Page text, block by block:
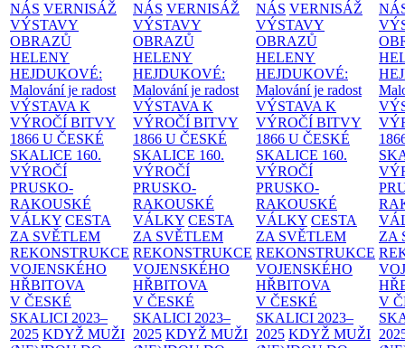
NÁS VERNISÁŽ
VÝSTAVY
OBRAZŮ
HELENY
HEJDUKOVÉ:
Malování je radost
VÝSTAVA K
VÝROČÍ BITVY
1866 U ČESKÉ
SKALICE 160.
VÝROČÍ
PRUSKO-
RAKOUSKÉ
VÁLKY CESTA
ZA SVĚTLEM
REKONSTRUKCE
VOJENSKÉHO
HŘBITOVA
V ČESKÉ
SKALICI 2023–
2025 KDYŽ MUŽI
NÁS VERNISÁŽ
VÝSTAVY
OBRAZŮ
HELENY
HEJDUKOVÉ:
Malování je radost
VÝSTAVA K
VÝROČÍ BITVY
1866 U ČESKÉ
SKALICE 160.
VÝROČÍ
PRUSKO-
RAKOUSKÉ
VÁLKY CESTA
ZA SVĚTLEM
REKONSTRUKCE
VOJENSKÉHO
HŘBITOVA
V ČESKÉ
SKALICI 2023–
2025 KDYŽ MUŽI
NÁS VERNISÁŽ
VÝSTAVY
OBRAZŮ
HELENY
HEJDUKOVÉ:
Malování je radost
VÝSTAVA K
VÝROČÍ BITVY
1866 U ČESKÉ
SKALICE 160.
VÝROČÍ
PRUSKO-
RAKOUSKÉ
VÁLKY CESTA
ZA SVĚTLEM
REKONSTRUKCE
VOJENSKÉHO
HŘBITOVA
V ČESKÉ
SKALICI 2023–
2025 KDYŽ MUŽI
ZA
V